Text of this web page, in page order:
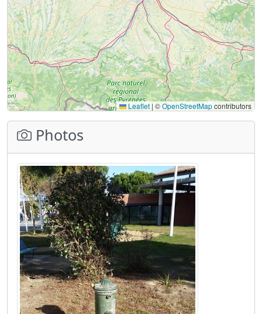
Leaflet | ©OpenStreetMapcontributors
Photos